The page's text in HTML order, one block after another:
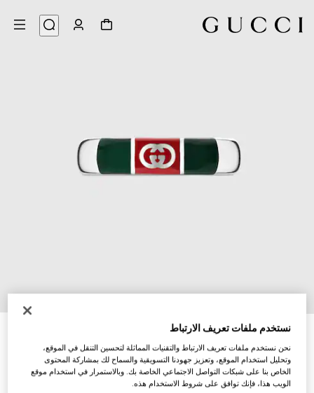
خاتم مع تفصيل شريط ويب
نستخدم ملفات تعريف الارتباط
نحن نستخدم ملفات تعريف الارتباط والتقنيات المماثلة لتحسين التنقل في الموقع،
وتحليل استخدام الموقع، وتعزيز جهودنا التسويقية والسماح لك بمشاركة المحتوى
الخاص بنا على شبكات التواصل الاجتماعي الخاصة بك. وبالاستمرار في استخدام موقع
الويب هذا، فإنك توافق على شروط الاستخدام هذه.